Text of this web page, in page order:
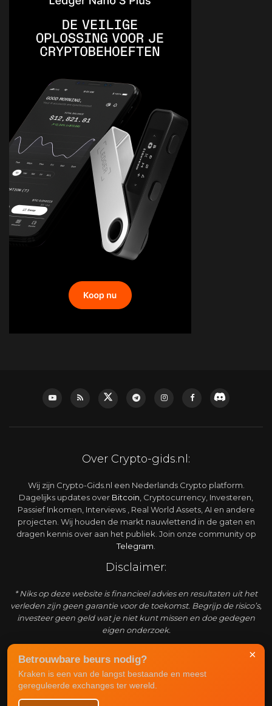
Over Crypto-gids.nl:
Wij zijn Crypto-Gids.nl een Nederlands Crypto platform.
Dagelijks updates over Bitcoin , Cryptocurrency, Investeren,
Passief Inkomen, Interviews , Real World Assets, AI en andere
projecten. Wij houden de markt nauwlettend in de gaten en
dragen kennis over aan het publiek. Join onze community op
Telegram
Disclaimer:
* Niks op deze website is financieel advies en resultaten uit het
verleden zijn geen garantie voor de toekomst. Begrijp de risico’s,
investeer geen geld wat je niet kunt missen en doe gedegen
eigen onderzoek.
Crypto-gids.nl is een enorm snel groeiend platform waar
actuele informatie over de markt weergegeven wordt. Het is
mogelijk om bij ons te adverteren om een grote crypto
×
Betrouwbare beurs nodig?
Kraken is een van de langst bestaande en meest
gereguleerde exchanges ter wereld.